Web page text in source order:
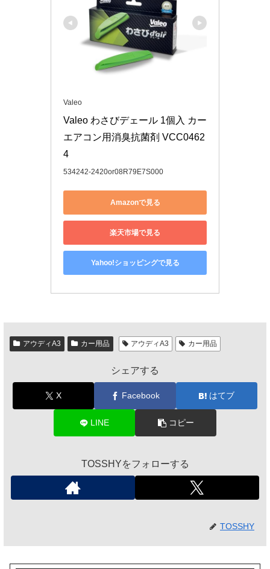
Valeo
Valeo わさびデェール 1個入 カー
エアコン用消臭抗菌剤 VCC0462
4
534242-2420or08R79E7S000
Amazonで見る
楽天市場で見る
Yahoo!ショッピングで見る
アウディA3 カー用品 アウディA3 カー用品
シェアする
X Facebook はてブ
LINE コピー
TOSSHYをフォローする
TOSSHY